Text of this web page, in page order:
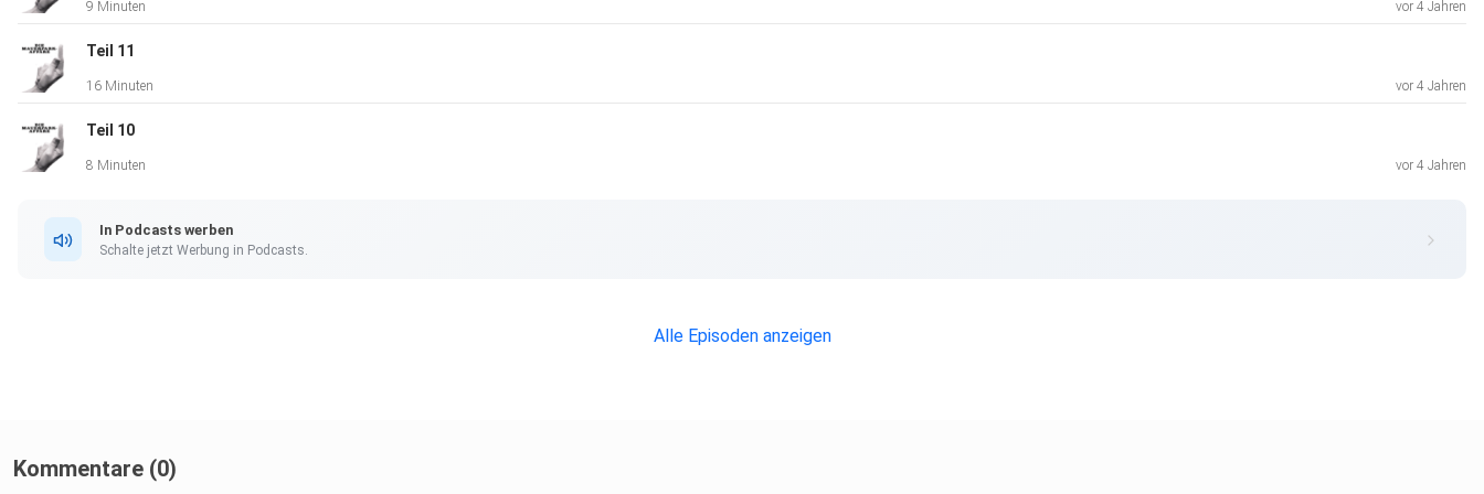
9 Minuten vor 4 Jahren
Teil 11
16 Minuten vor 4 Jahren
Teil 10
8 Minuten vor 4 Jahren
In Podcasts werben
Schalte jetzt Werbung in Podcasts.
Alle Episoden anzeigen
Kommentare (0)